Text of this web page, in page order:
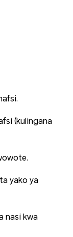
(kulingana
yako ya
nasi kwa